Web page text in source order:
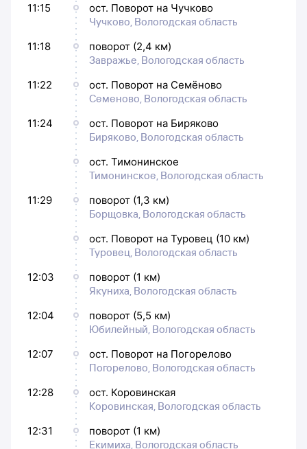
11:15
ост. Поворот на Чучково
Чучково, Вологодская область
11:18
поворот (2,4 км)
Завражье, Вологодская область
11:22
ост. Поворот на Семёново
Семеново, Вологодская область
11:24
ост. Поворот на Биряково
Биряково, Вологодская область
ост. Тимонинское
Тимонинское, Вологодская область
11:29
поворот (1,3 км)
Борщовка, Вологодская область
ост. Поворот на Туровец (10 км)
Туровец, Вологодская область
12:03
поворот (1 км)
Якуниха, Вологодская область
12:04
поворот (5,5 км)
Юбилейный, Вологодская область
12:07
ост. Поворот на Погорелово
Погорелово, Вологодская область
12:28
ост. Коровинская
Коровинская, Вологодская область
12:31
поворот (1 км)
Екимиха, Вологодская область